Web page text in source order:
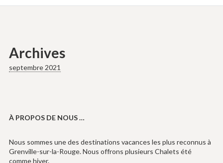
Archives
septembre 2021
À PROPOS DE NOUS …
Nous sommes une des destinations vacances les plus reconnus à
Grenville-sur-la-Rouge. Nous offrons plusieurs Chalets été
comme hiver.